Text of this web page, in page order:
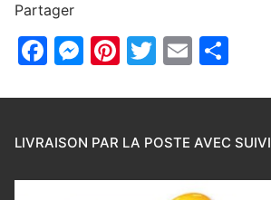
Partager
Facebook
Messenger
Pinterest
Twitter
Email
LIVRAISON PAR LA POSTE AVEC SUIVI